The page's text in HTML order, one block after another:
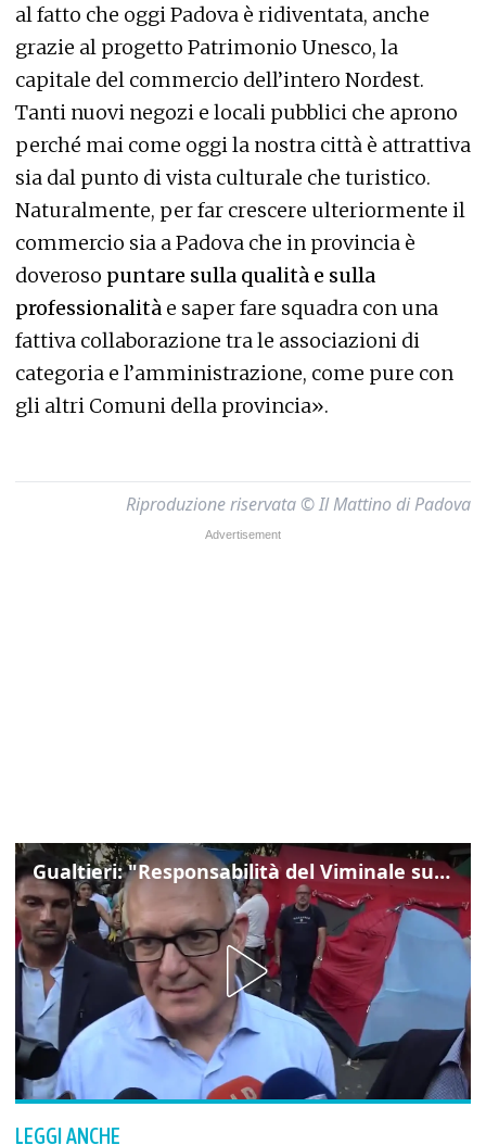
al fatto che oggi Padova è ridiventata, anche
grazie al progetto Patrimonio Unesco, la
capitale del commercio dell’intero Nordest.
Tanti nuovi negozi e locali pubblici che aprono
perché mai come oggi la nostra città è attrattiva
sia dal punto di vista culturale che turistico.
Naturalmente, per far crescere ulteriormente il
commercio sia a Padova che in provincia è
doveroso puntare sulla qualità e sulla
professionalità e saper fare squadra con una
fattiva collaborazione tra le associazioni di
categoria e l’amministrazione, come pure con
gli altri Comuni della provincia».
Riproduzione riservata © Il Mattino di Padova
Gualtieri: "Responsabilità del Viminale su Spin Time? La posizione dei partiti è nota"
LEGGI ANCHE